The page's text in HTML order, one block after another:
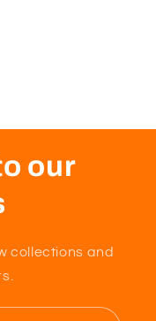
our
collections and